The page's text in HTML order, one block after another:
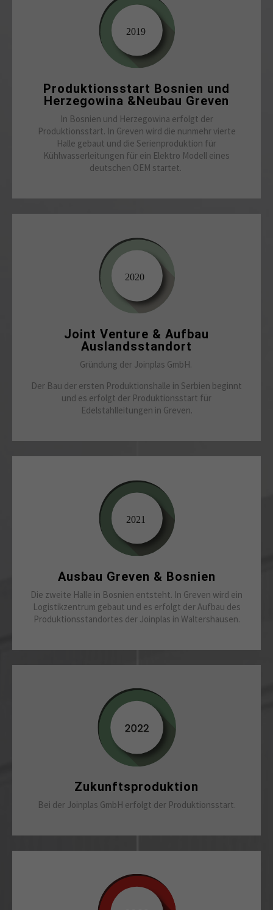
Produktionsstart Bosnien und
Herzegowina &Neubau Greven
In Bosnien und Herzegowina erfolgt der
Produktionsstart. In Greven wird die nunmehr vierte
Halle gebaut und die Serienproduktion für
Kühlwasserleitungen für ein Elektro Modell eines
deutschen OEM startet.
Joint Venture & Aufbau
Auslandsstandort
Gründung der Joinplas GmbH.
Der Bau der ersten Produktionshalle in Serbien beginnt
und es erfolgt der Produktionsstart für
Edelstahlleitungen in Greven.
Ausbau Greven & Bosnien
Die zweite Halle in Bosnien entsteht. In Greven wird ein
Logistikzentrum gebaut und es erfolgt der Aufbau des
Produktionsstandortes der Joinplas in Waltershausen.
Zukunftsproduktion
Bei der Joinplas GmbH erfolgt der Produktionsstart.